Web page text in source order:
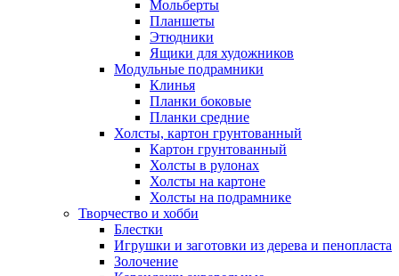
Мольберты
Планшеты
Этюдники
Ящики для художников
Модульные подрамники
Клинья
Планки боковые
Планки средние
Холсты, картон грунтованный
Картон грунтованный
Холсты в рулонах
Холсты на картоне
Холсты на подрамнике
Творчество и хобби
Блестки
Игрушки и заготовки из дерева и пенопласта
Золочение